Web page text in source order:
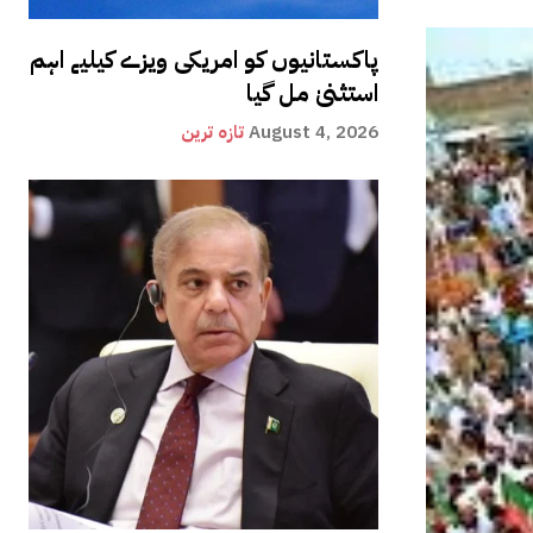
پاکستانیوں کو امریکی ویزے کیلیے اہم
استثنیٰ مل گیا
تازہ ترینAugust 4, 2026